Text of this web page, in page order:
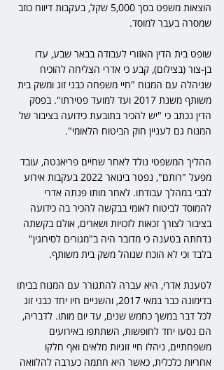
הוצאות משפט בסך 5,000 שקל, בעקבות דיווח כוזב
שמסרה בעבר למוסד.
שופט בית הדין האזורי לעבודה בבאר שבע, עדו
בן-צור (בצילום), קבע כי אדרי הצליחה להוכיח
שניהלה עם המנוח "חיי משפחה כבני זוג ומשק בית
משותף משנת 2017 ועד למועד פטירתו". בפסק
הדין נכתב כי "יש להכיר בתובעת כידועה בציבור של
המנוח גם לעניין חוק הביטוח הלאומי".
ההליך המשפטי נולד לאחר שחיים פריאנטה, עובד
מפעל "רותם", נפטר בינואר 2022 בעקבות אירוע
לבבי במהלך עבודתו. לאחר מותו פנתה אדרי
להמוסד לביטוח לאומי בבקשה להכיר בה כידועה
בציבור לצורך זכאות לזכויות ושארים, אולם בקשתה
נדחתה בטענה כי מדובר היה ב"מגורים לסירוגין"
בלבד וכי לא הוכח שנוהל משק בית משותף.
לטענת אדרי, היא עברה להתגורר עם המנוח בביתו
בדימונה כבר במאי 2017, והשניים חיו יחד כבני זוג
לכל דבר במשך כחמש שנים, עד יום מותו. לדבריה,
הם נסעו יחד לחופשות, השתתפו באירועים
משפחתיים, ניהלו חיי זוגיות מלאים ואף חלקו
אחריות כלכלית, כאשר היא חתמה כערבה להלוואה